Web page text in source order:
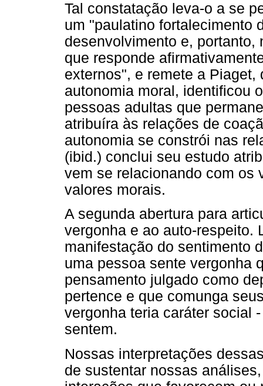
Tal constatação leva-o a se
um "paulatino fortalecimento
desenvolvimento e, portanto,
que responde
externos", e remete a
autonomia moral, identificou
pessoas adultas que
atribuíra às relações de
autonomia se constrói nas
(ibid.) conclui seu estudo
vem se relacionando com os
valores morais.
A segunda abertura para
vergonha e ao auto-respeito.
manifestação do sentimento
uma pessoa sente vergonha
pensamento julgado como
pertence e que comunga
vergonha teria caráter social
sentem.
Nossas interpretações
de sustentar nossas